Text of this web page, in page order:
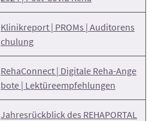
Klinikreport | PROMs | Auditorens
chulung
RehaConnect | Digitale Reha-Ange
bote | Lektüreempfehlungen
Jahresrückblick des REHAPORTAL